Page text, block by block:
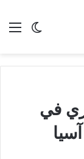
الوضع
في